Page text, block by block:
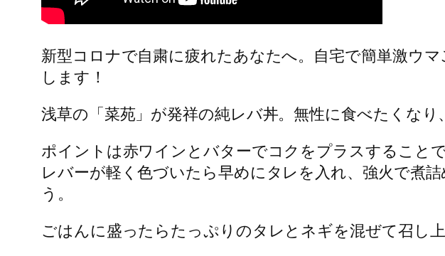
新型コロナで自粛に疲れたあなたへ。自宅で簡単激ウ
します！
浅草の「菜苑」が発祥の純レバ丼。無性に食べたくなり
ポイントは赤ワインとバターでコクをプラスすることで
レバーが軽く色づいたら早めにタレを入れ、強火で煮
う。
ごはんに盛ったらたっぷりのタレとネギを混ぜて召し上